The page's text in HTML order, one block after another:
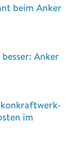
beim Anker
Anker
im